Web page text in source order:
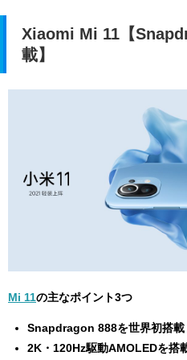
Xiaomi Mi 11【
載】
Mi 11の主なポイント3つ
Snapdragon 888を世界初搭載
2K・120Hz駆動AMOLEDを搭